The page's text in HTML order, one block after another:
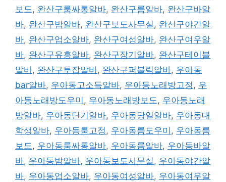
보도, 완산구룸싸롱알바, 완산구룸알바, 완산구바알
바, 완산구밤알바, 완산구보도사무실, 완산구야간알
바, 완산구업소알바, 완산구여성알바, 완산구여우알
바, 완산구유흥알바, 완산구장기알바, 완산구테이블
알바, 완산구투잡알바, 완산구퍼블릭알바, 우아동
bar알바, 우아동고소득알바, 우아동노래방고정, 우
아동노래방도우미 , 우아동노래방보도, 우아동노래
방알바, 우아동단기알바, 우아동당일알바, 우아동대
학생알바, 우아동룸고정, 우아동룸도우미 , 우아동룸
보도, 우아동룸싸롱알바, 우아동룸알바, 우아동바알
바, 우아동밤알바, 우아동보도사무실, 우아동야간알
바, 우아동업소알바, 우아동여성알바, 우아동여우알